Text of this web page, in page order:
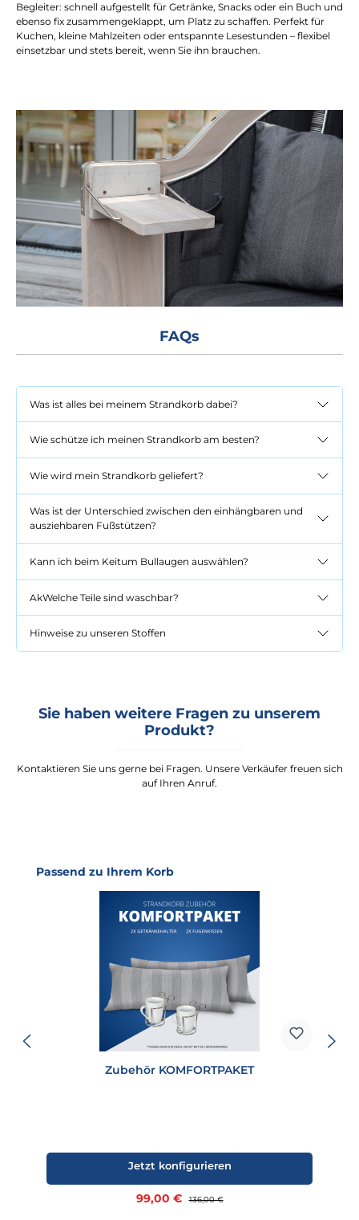
Begleiter: schnell aufgestellt für Getränke, Snacks oder ein Buch und
ebenso fix zusammengeklappt, um Platz zu schaffen. Perfekt für
Kuchen, kleine Mahlzeiten oder entspannte Lesestunden – flexibel
einsetzbar und stets bereit, wenn Sie ihn brauchen.
FAQs
Was ist alles bei meinem Strandkorb dabei?
Wie schütze ich meinen Strandkorb am besten?
Wie wird mein Strandkorb geliefert?
Was ist der Unterschied zwischen den einhängbaren und
ausziehbaren Fußstützen?
Kann ich beim Keitum Bullaugen auswählen?
AkWelche Teile sind waschbar?
Hinweise zu unseren Stoffen
Sie haben weitere Fragen zu unserem
Produkt?
Kontaktieren Sie uns gerne bei Fragen. Unsere Verkäufer freuen sich
auf Ihren Anruf.
Produktgalerie überspringen
Passend zu Ihrem Korb
Zubehör KOMFORTPAKET
Verkaufspreis:
99,00 € Regulärer Preis:
136,00 €
Jetzt konfigurieren